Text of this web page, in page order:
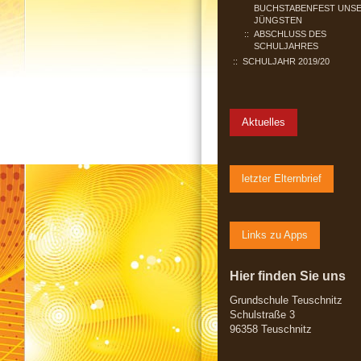
BUCHSTABENFEST
JÜNGSTEN
ABSCHLUSS DES
SCHULJAHRES
SCHULJAHR 2019/20
Aktuelles
letzter Elternbrief
Links zu Apps
Hier finden Sie uns
Grundschule Teuschnitz
Schulstraße 3
96358 Teuschnitz